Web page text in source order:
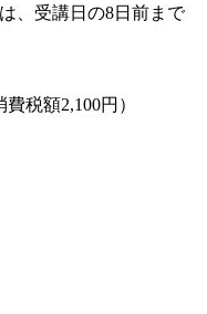
、受講日の8日前まで
税額2,100円）